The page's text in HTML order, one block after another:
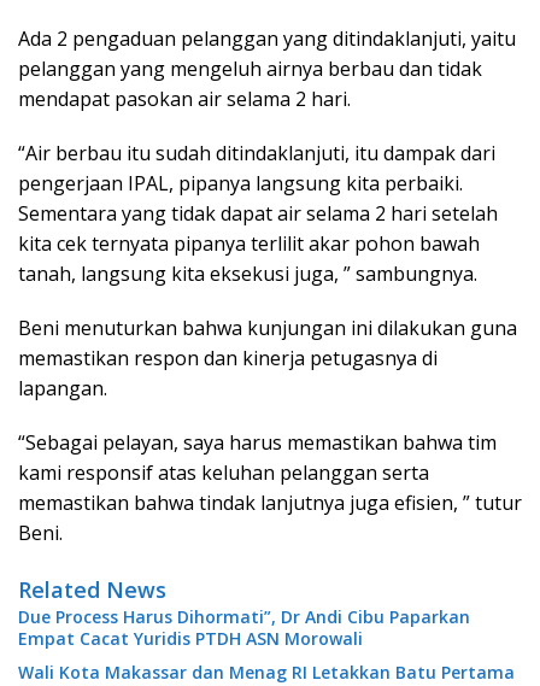
Ada 2 pengaduan pelanggan yang ditindaklanjuti, yaitu
pelanggan yang mengeluh airnya berbau dan tidak
mendapat pasokan air selama 2 hari.
“Air berbau itu sudah ditindaklanjuti, itu dampak dari
pengerjaan IPAL, pipanya langsung kita perbaiki.
Sementara yang tidak dapat air selama 2 hari setelah
kita cek ternyata pipanya terlilit akar pohon bawah
tanah, langsung kita eksekusi juga, ” sambungnya.
Beni menuturkan bahwa kunjungan ini dilakukan guna
memastikan respon dan kinerja petugasnya di
lapangan.
“Sebagai pelayan, saya harus memastikan bahwa tim
kami responsif atas keluhan pelanggan serta
memastikan bahwa tindak lanjutnya juga efisien, ” tutur
Beni.
Related News
Due Process Harus Dihormati”, Dr Andi Cibu Paparkan
Empat Cacat Yuridis PTDH ASN Morowali
Wali Kota Makassar dan Menag RI Letakkan Batu Pertama